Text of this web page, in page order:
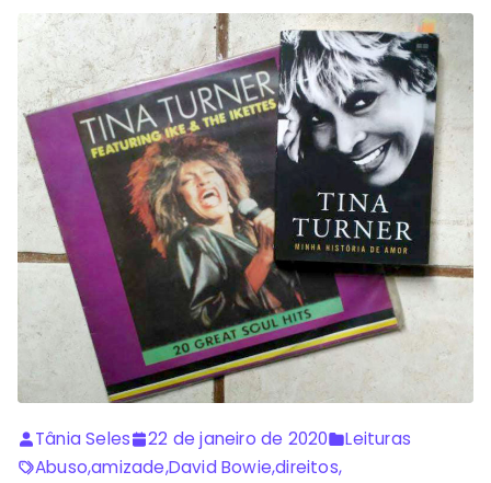
Tânia Seles 22 de janeiro de 2020
Leituras
Abuso,amizade,David Bowie,direitos,